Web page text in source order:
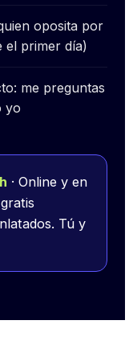
oposita por
el primer día)
me preguntas
yo
· Online y en
Tú y